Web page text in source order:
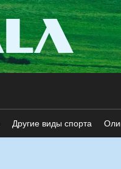
Другие виды спорта